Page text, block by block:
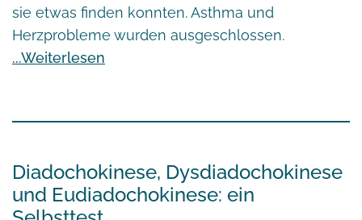
sie etwas finden konnten. Asthma und
Herzprobleme wurden ausgeschlossen.
Weiterlesen
Diadochokinese, Dysdiadochokinese
und Eudiadochokinese: ein